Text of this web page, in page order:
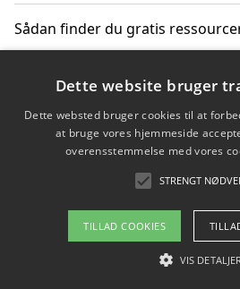
Sådan finder du gratis
Hvordan gadgets til hjemmet
Copyright 2026 -
Om / kontakt
Blog
Dette website bruger
Dette websted bruger cookies til at
at bruge vores hjemmeside
overensstemmelse med vores
STRENGT
TILLAD COOKIES
VIS